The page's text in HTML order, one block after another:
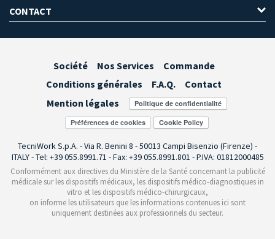
CONTACT
Société Nos Services
Commande
Conditions générales
F.A.Q.
Contact
Mention légales
Préférences de cookies
TecniWork S.p.A. - Via R. Benini 8 - 50013 Campi Bisenzio (Firenze) -
ITALY - Tel: +39 055.8991.71 - Fax: +39 055.8991.801 - P.IVA: 01812000485
Conformément aux directives du Ministère de la Santé concernant la publicité
médicale sur les dispositifs médicaux, les dispositifs médico-diagnostiques in
vitro et les dispositifs médico-chirurgicaux,
on informe les utilisateurs que les informations contenues ici sont
uniquement destinées aux professionnels du secteur.